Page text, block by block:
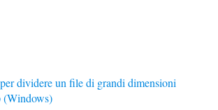
dividere un file di grandi dimensioni
(Windows)